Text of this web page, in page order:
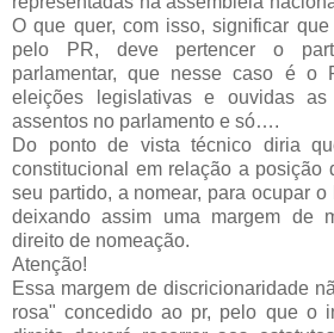
O que quer, com isso, significar
pelo PR, deve pertencer o
parlamentar, que nesse caso é o
eleições legislativas e ouvidas
assentos no parlamento e só….
Do ponto de vista técnico diria
constitucional em relação a posição
seu partido, a nomear, para ocupar
deixando assim uma margem de
direito de nomeação.
Atenção!
Essa margem de discricionaridade
rosa" concedido ao pr, pelo que o